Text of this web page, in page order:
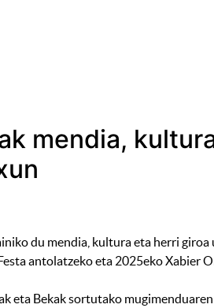
mendia,
du mendia, kultura eta herri giroa
antolatzeko eta 2025eko Xabier
eta Bekak sortutako